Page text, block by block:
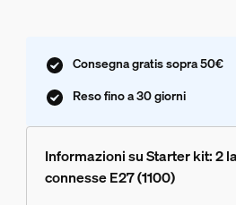
Consegna gratis sopra 50€
Reso fino a 30 giorni
Informazioni su Starter kit: 2
connesse E27 (1100)